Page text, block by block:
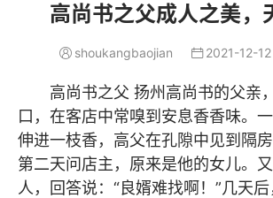
高尚书之父成人之美，
 shoukangbaojian  2021-12-12
高尚书之父 扬州高尚书的父亲
口，在客店中常嗅到安息香香味。
伸进一枝香，高父在孔隙中见到隔房
第二天问店主，原来是他的女儿。
人，回答说：“良婿难找啊！”几天